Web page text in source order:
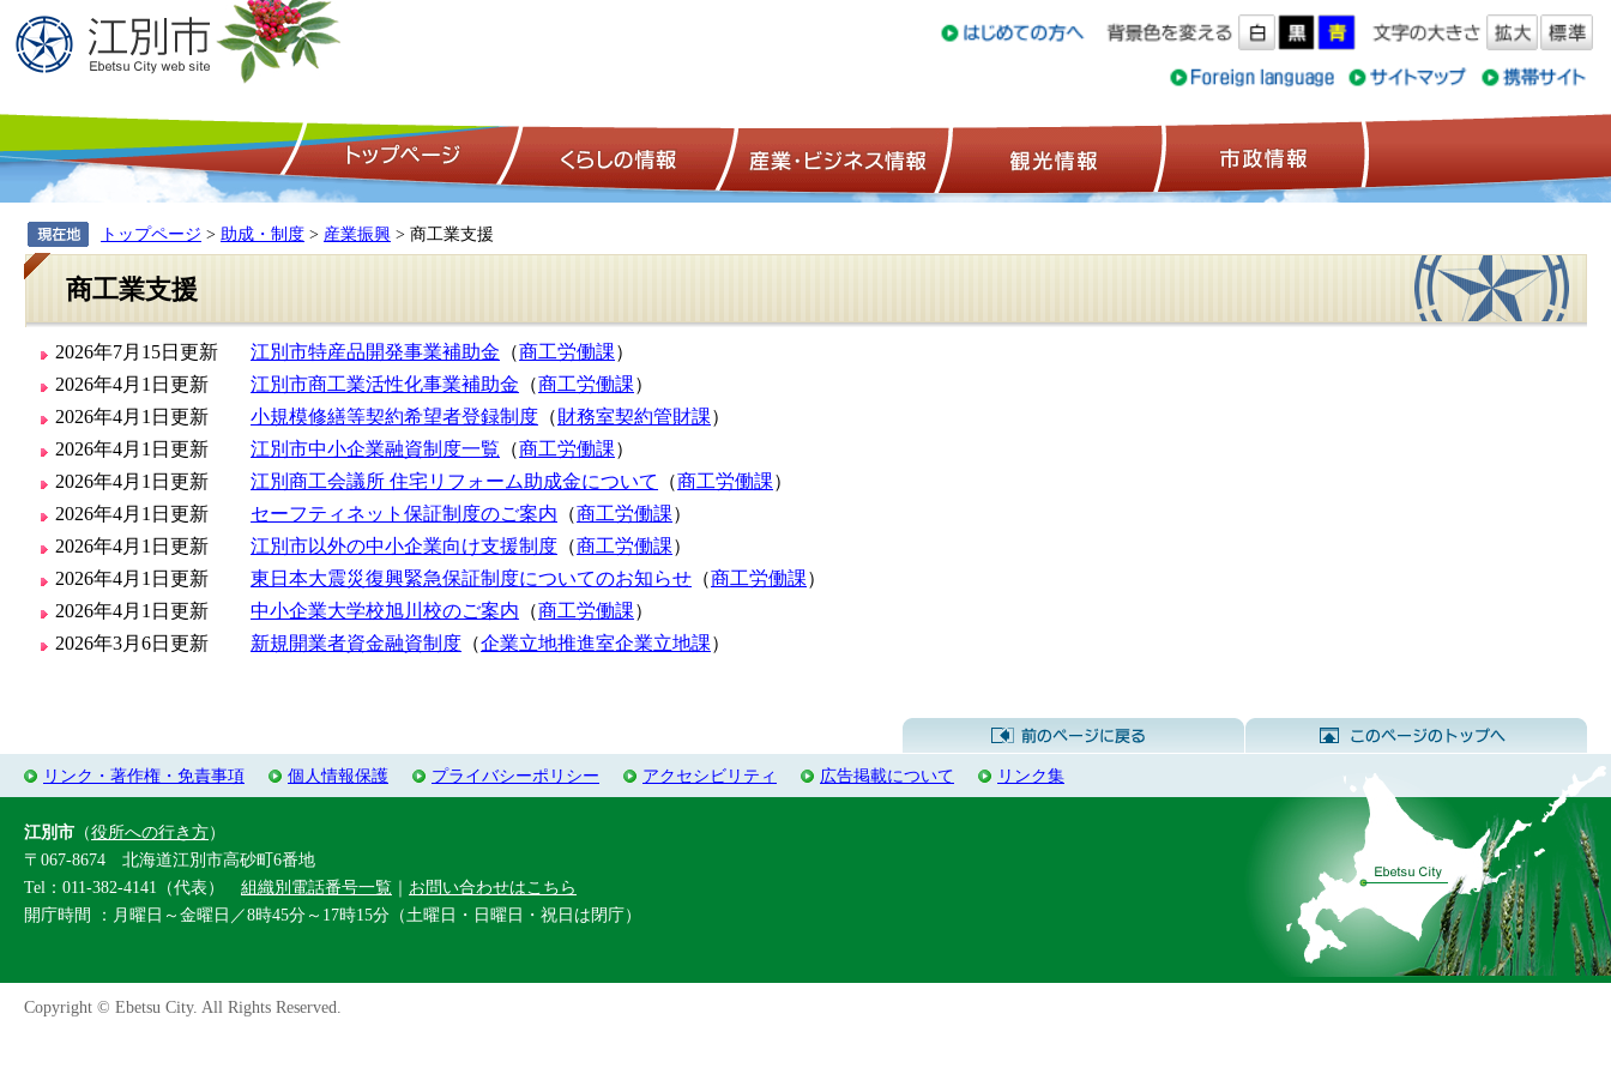
トップページ くらしの情報 産業・ビジネス情報 観光情報
トップページ > 助成・制度 > 産業振興 > 商工業支援
商工業支援
2026年7月15日更新 江別市特産品開発事業補助金 （商工労働課）
2026年4月1日更新
江別市商工業活性化事業補助金 （商工労働課）
2026年4月1日更新
小規模修繕等契約希望者登録制度 （財務室契約管財課）
2026年4月1日更新
江別市中小企業融資制度一覧 （商工労働課）
2026年4月1日更新
江別商工会議所 住宅リフォーム助成金について （商工労働課）
2026年4月1日更新
セーフティネット保証制度のご案内 （商工労働課）
2026年4月1日更新
江別市以外の中小企業向け支援制度 （商工労働課）
2026年4月1日更新
東日本大震災復興緊急保証制度についてのお知らせ （商工労働課）
2026年4月1日更新
中小企業大学校旭川校のご案内 （商工労働課）
2026年3月6日更新
新規開業者資金融資制度 （企業立地推進室企業立地課）
前のページに戻る
リンク・著作権・免責事項 個人情報保護 プライバシーポリシー アクセシビリティ 広告掲載について リンク集
江別市 （役所への行き方）
〒067-8674 北海道江別市高砂町6番地
Tel：011-382-4141（代表） 組織別電話番号一覧 ｜ お問い合わせはこちら
開庁時間 ：月曜日～金曜日／8時45分～17時15分（土曜日・日曜日・祝日は閉庁）
Copyright © Ebetsu City. All Rights Reserved.